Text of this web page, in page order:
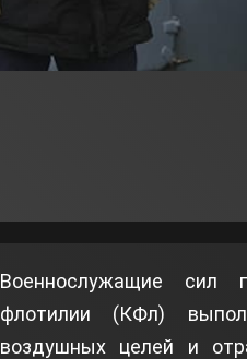
Военнослужащие сил
флотилии (КФл)
воздушных целей и